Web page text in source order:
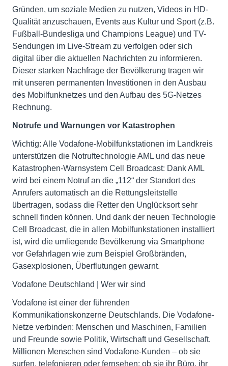
Gründen, um soziale Medien zu nutzen, Videos in HD-
Qualität anzuschauen, Events aus Kultur und Sport (z.B.
Fußball-Bundesliga und Champions League) und TV-
Sendungen im Live-Stream zu verfolgen oder sich
digital über die aktuellen Nachrichten zu informieren.
Dieser starken Nachfrage der Bevölkerung tragen wir
mit unseren permanenten Investitionen in den Ausbau
des Mobilfunknetzes und den Aufbau des 5G-Netzes
Rechnung.
Notrufe und Warnungen vor Katastrophen
Wichtig: Alle Vodafone-Mobilfunkstationen im Landkreis
unterstützen die Notruftechnologie AML und das neue
Katastrophen-Warnsystem Cell Broadcast: Dank AML
wird bei einem Notruf an die „112“ der Standort des
Anrufers automatisch an die Rettungsleitstelle
übertragen, sodass die Retter den Unglücksort sehr
schnell finden können. Und dank der neuen Technologie
Cell Broadcast, die in allen Mobilfunkstationen installiert
ist, wird die umliegende Bevölkerung via Smartphone
vor Gefahrlagen wie zum Beispiel Großbränden,
Gasexplosionen, Überflutungen gewarnt.
Vodafone Deutschland | Wer wir sind
Vodafone ist einer der führenden
Kommunikationskonzerne Deutschlands. Die Vodafone-
Netze verbinden: Menschen und Maschinen, Familien
und Freunde sowie Politik, Wirtschaft und Gesellschaft.
Millionen Menschen sind Vodafone-Kunden – ob sie
surfen, telefonieren oder fernsehen; ob sie ihr Büro, ihr